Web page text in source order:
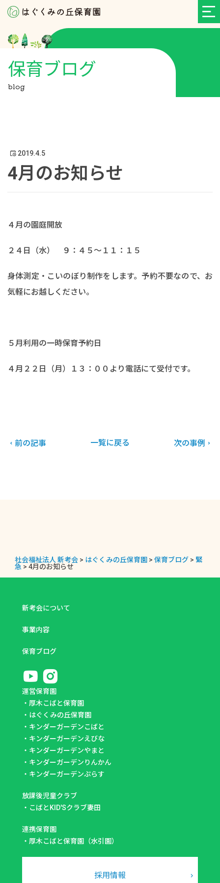
保育ブログ
blog
2019.4.5
4月のお知らせ
４月の園庭開放
２４日（水） ９：４５～１１：１５
身体測定・こいのぼり制作をします。予約不要なので、お
気軽にお越しください。
５月利用の一時保育予約日
４月２２日（月）１３：００より電話にて受付です。
前の記事 一覧に戻る 次の事例
社会福祉法人 新考会 > はぐくみの丘保育園 > 保育ブログ > 緊
急 > 4月のお知らせ
新考会について
事業内容
保育ブログ
運営保育園
・ 厚木こばと保育園
・ はぐくみの丘保育園
・ キンダーガーデンこばと
・ キンダーガーデンえびな
・ キンダーガーデンやまと
・ キンダーガーデンりんかん
・ キンダーガーデンぷらす
放課後児童クラブ
・ こばとKID'Sクラブ妻田
連携保育園
・ 厚木こばと保育園（水引園）
採用情報